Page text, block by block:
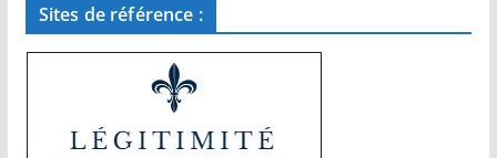
Sites de référence :